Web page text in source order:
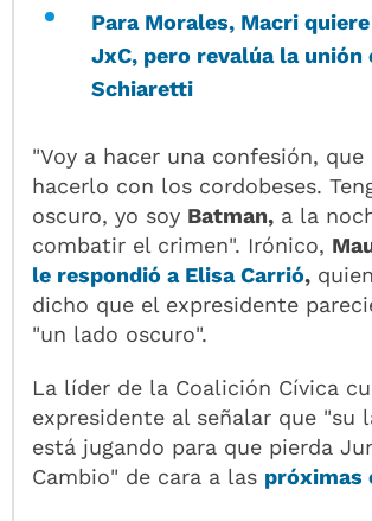
Para Morales, Macri
JxC, pero revalúa la unión
Schiaretti
"Voy a hacer una confesión,
hacerlo con los cordobeses.
oscuro, yo soy Batman, a la
combatir el crimen". Irónico,
le respondió a Elisa Carrió,
dicho que el expresidente
"un lado oscuro".
La líder de la Coalición Cívica
expresidente al señalar que "su
está jugando para que pierda
Cambio" de cara a las próximas